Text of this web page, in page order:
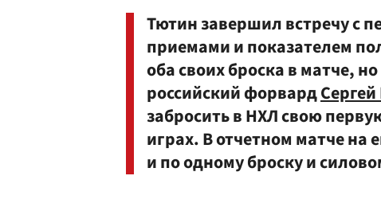
Тютин завершил встречу с
приемами и показателем
оба своих броска в матче,
российский форвард
забросить в НХЛ свою
играх. В отчетном матче на
и по одному броску и